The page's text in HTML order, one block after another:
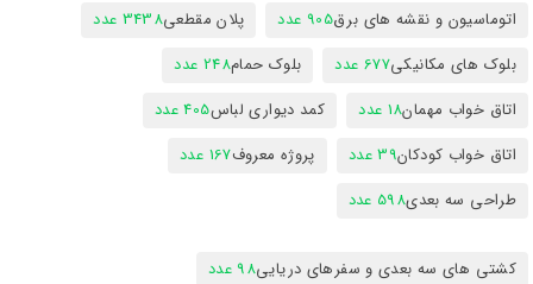
اتوماسیون و نقشه های برق905 عدد پلان مقطعی3438 عدد
بلوک های مکانیکی677 عدد بلوک حمام248 عدد
اتاق خواب مهمان18 عدد کمد دیواری لباس405 عدد
اتاق خواب کودکان39 عدد پروژه معروف167 عدد
طراحی سه بعدی598 عدد
کشتی های سه بعدی و سفرهای دریایی98 عدد